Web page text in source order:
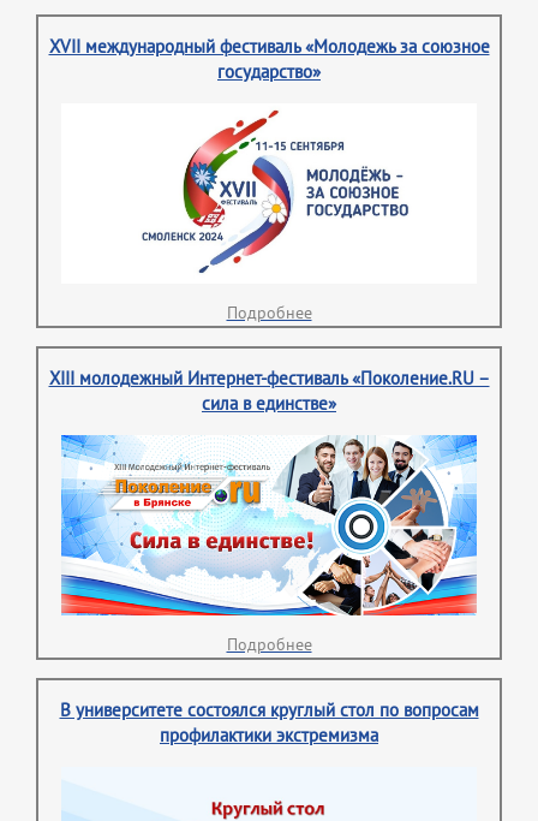
XVII международный фестиваль «Молодежь за союзное
государство»
Подробнее
XIII молодежный Интернет-фестиваль «Поколение.RU –
сила в единстве»
Подробнее
В университете состоялся круглый стол по вопросам
профилактики экстремизма